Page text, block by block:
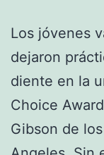
Los jóvenes
dejaron
diente en la
Choice
Gibson de